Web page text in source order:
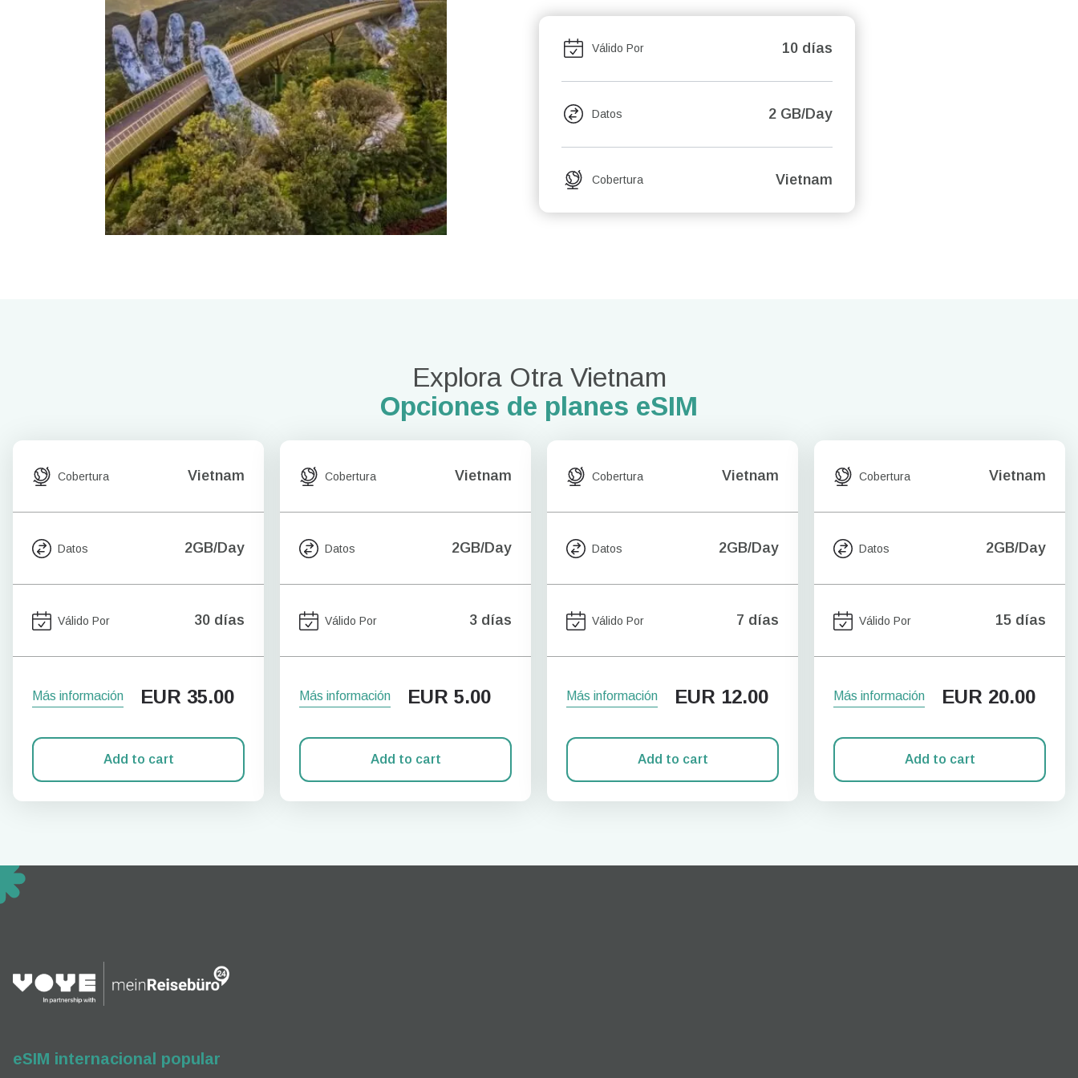
Válido Por 10 días
Datos 2 GB/Day
Cobertura Vietnam
Explora Otra Vietnam
Opciones de planes eSIM
Cobertura Vietnam
Datos 2GB/Day
Válido Por 30 días
Más información EUR 35.00
Add to cart
Cobertura Vietnam
Datos 2GB/Day
Válido Por 3 días
Más información EUR 5.00
Add to cart
Cobertura Vietnam
Datos 2GB/Day
Válido Por 7 días
Más información EUR 12.00
Add to cart
Cobertura Vietnam
Datos 2GB/Day
Válido Por 15 días
Más información EUR 20.00
Add to cart
eSIM internacional popular